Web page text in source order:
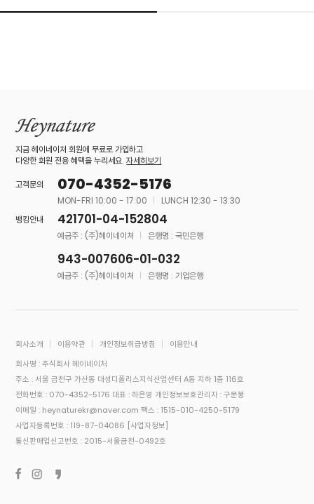
지금 헤이네이처 회원에 무료로 가입하고
다양한 회원 전용 혜택을 누리세요.자세히보기
고객문의
070-4352-5176
MON-FRI 10:00 - 17:00
LUNCH 12:30 - 13:30
뱅킹안내
421701-04-152804
예금주 : (주)헤이네이처 은행명 : 국민은행
943-007606-01-032
예금주 : (주)헤이네이처 은행명 : 기업은행
회사소개 이용약관 개인정보취급방침
이용안내
회사명 : 주식회사 헤이네이처
주소 : 서울 금천구 가산동 대성디폴리스지식산업센터 A동 지하 1층 116호
전화번호 : 070-4352-5176 대표 : 하은영 개인정보보호관리자 : 구문봉
이메일 : heynaturekr@naver.com 팩스 : 1515-010-4250-5179
사업자등록번호 : 119-87-04086 [사업자정보]
통신판매업신고번호 : 2015-서울금천-0492호